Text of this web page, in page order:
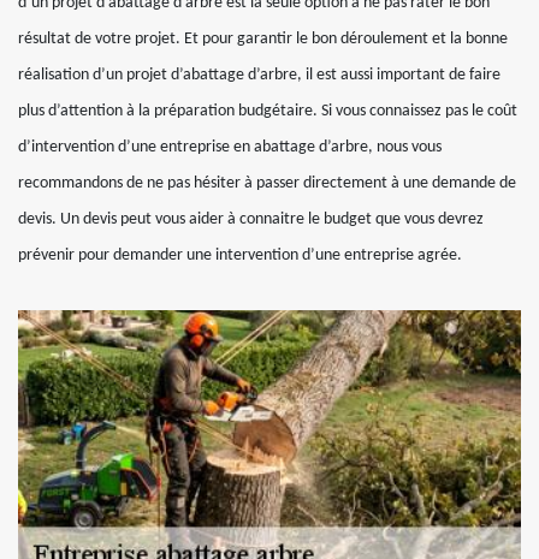
résultat de votre projet. Et pour garantir le bon déroulement et la bonne
réalisation d’un projet d’abattage d’arbre, il est aussi important de faire
plus d’attention à la préparation budgétaire. Si vous connaissez pas le coût
d’intervention d’une entreprise en abattage d’arbre, nous vous
recommandons de ne pas hésiter à passer directement à une demande de
devis. Un devis peut vous aider à connaitre le budget que vous devrez
prévenir pour demander une intervention d’une entreprise agrée.